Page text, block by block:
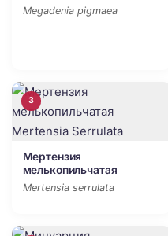
Megadenia pigmaea
3
Мертензия
мелькопильчатая
Mertensia serrulata